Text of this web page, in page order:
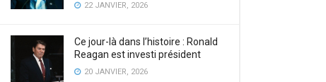
22 JANVIER, 2026
Ce jour-là dans l’histoire : Ronald
Reagan est investi président
20 JANVIER, 2026